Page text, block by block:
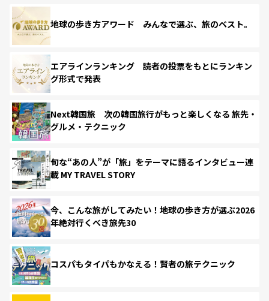
地球の歩き方アワード みんなで選ぶ、旅のベスト。
エアラインランキング 読者の投票をもとにランキン
グ形式で発表
Next韓国旅 次の韓国旅行がもっと楽しくなる 旅先・
グルメ・テクニック
旬な“あの人”が「旅」をテーマに語るインタビュー連
載 MY TRAVEL STORY
今、こんな旅がしてみたい！地球の歩き方が選ぶ2026
年絶対行くべき旅先30
コスパもタイパもかなえる！賢者の旅テクニック